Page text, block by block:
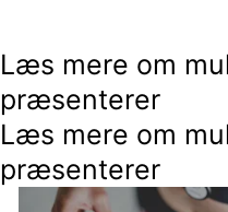
Læs mere om
præsenterer
Læs mere om
præsenterer